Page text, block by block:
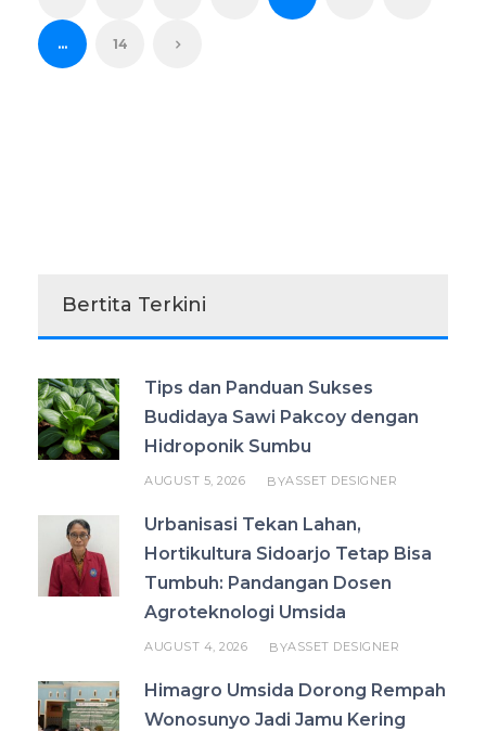
… 14
Bertita Terkini
Tips dan Panduan Sukses
Budidaya Sawi Pakcoy dengan
Hidroponik Sumbu
AUGUST 5, 2026 BYASSET DESIGNER
Urbanisasi Tekan Lahan,
Hortikultura Sidoarjo Tetap Bisa
Tumbuh: Pandangan Dosen
Agroteknologi Umsida
AUGUST 4, 2026 BYASSET DESIGNER
Himagro Umsida Dorong Rempah
Wonosunyo Jadi Jamu Kering